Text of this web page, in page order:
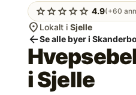
starstarstarstarstar 4.9(+60
location_on Lokalt i Sjelle
arrow_backSe alle byer i
iSjelle